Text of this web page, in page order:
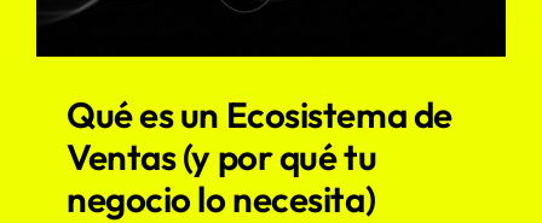
Qué es un Ecosistema de
Ventas (y por qué tu
negocio lo necesita)